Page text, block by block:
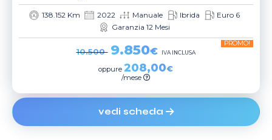
138.152 Km 2022 Manuale Ibrida
Euro 6
Garanzia 12 Mesi
10.500 9.850€
PROMO!
IVA INCLUSA
oppure 208,00€
/mese
vedi scheda